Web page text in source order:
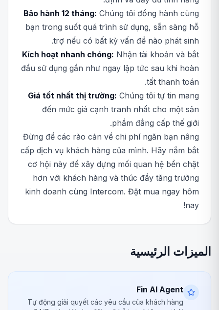
Bảo hành 12 tháng: Chúng tôi đồng hành cùng
bạn trong suốt quá trình sử dụng, sẵn sàng hỗ
trợ nếu có bất kỳ vấn đề nào phát sinh.
Kích hoạt nhanh chóng: Nhận tài khoản và bắt
đầu sử dụng gần như ngay lập tức sau khi hoàn
tất thanh toán.
Giá tốt nhất thị trường: Chúng tôi tự tin mang
đến mức giá cạnh tranh nhất cho một sản
phẩm đẳng cấp thế giới.
Đừng để các rào cản về chi phí ngăn bạn nâng
cấp dịch vụ khách hàng của mình. Hãy nắm bắt
cơ hội này để xây dựng mối quan hệ bền chặt
hơn với khách hàng và thúc đẩy tăng trưởng
kinh doanh cùng Intercom. Đặt mua ngay hôm
nay!
الميزات الرئيسية
Fin AI Agent
Tự động giải quyết các yêu cầu của khách hàng